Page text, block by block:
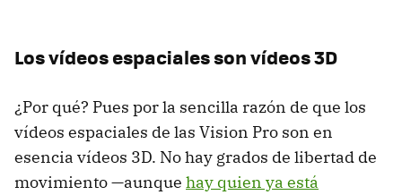
Los vídeos espaciales son vídeos 3D
¿Por qué? Pues por la sencilla razón de que los
vídeos espaciales de las Vision Pro son en
esencia vídeos 3D. No hay grados de libertad de
movimiento —aunque hay quien ya está